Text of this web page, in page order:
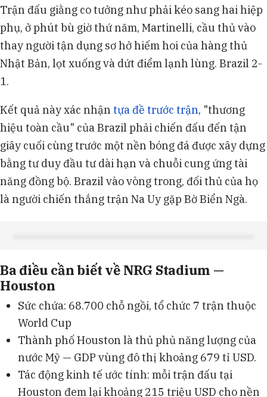
Trận đấu giằng co tưởng như phải kéo sang hai hiệp
phụ, ở phút bù giờ thứ năm, Martinelli, cầu thủ vào
thay người tận dụng sơ hở hiếm hoi của hàng thủ
Nhật Bản, lọt xuống và dứt điểm lạnh lùng. Brazil 2-
1.
Kết quả này xác nhận tựa đề trước trận, "thương
hiệu toàn cầu" của Brazil phải chiến đấu đến tận
giây cuối cùng trước một nền bóng đá được xây dựng
bằng tư duy đầu tư dài hạn và chuỗi cung ứng tài
năng đồng bộ. Brazil vào vòng trong, đối thủ của họ
là người chiến thắng trận Na Uy gặp Bờ Biển Ngà.
Ba điều cần biết về NRG Stadium —
Houston
Sức chứa: 68.700 chỗ ngồi, tổ chức 7 trận thuộc
World Cup
Thành phố Houston là thủ phủ năng lượng của
nước Mỹ — GDP vùng đô thị khoảng 679 tỉ USD.
Tác động kinh tế ước tính: mỗi trận đấu tại
Houston đem lại khoảng 215 triệu USD cho nền